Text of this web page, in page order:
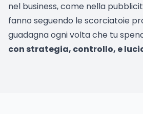
nel business, come nella
fanno seguendo le scorciatoie
guadagna ogni volta che tu
con strategia, controllo, e